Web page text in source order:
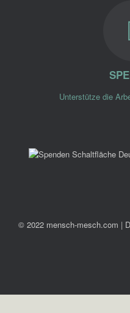
Unterstütze die
© 2022 mensch-mesch.com |